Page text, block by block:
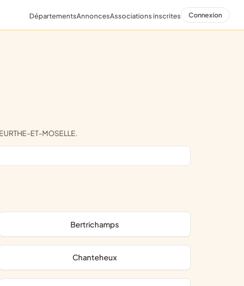
DépartementsAnnoncesAssociations inscrites Connexion
ET-MOSELLE.
Bertrichamps
Chanteheux